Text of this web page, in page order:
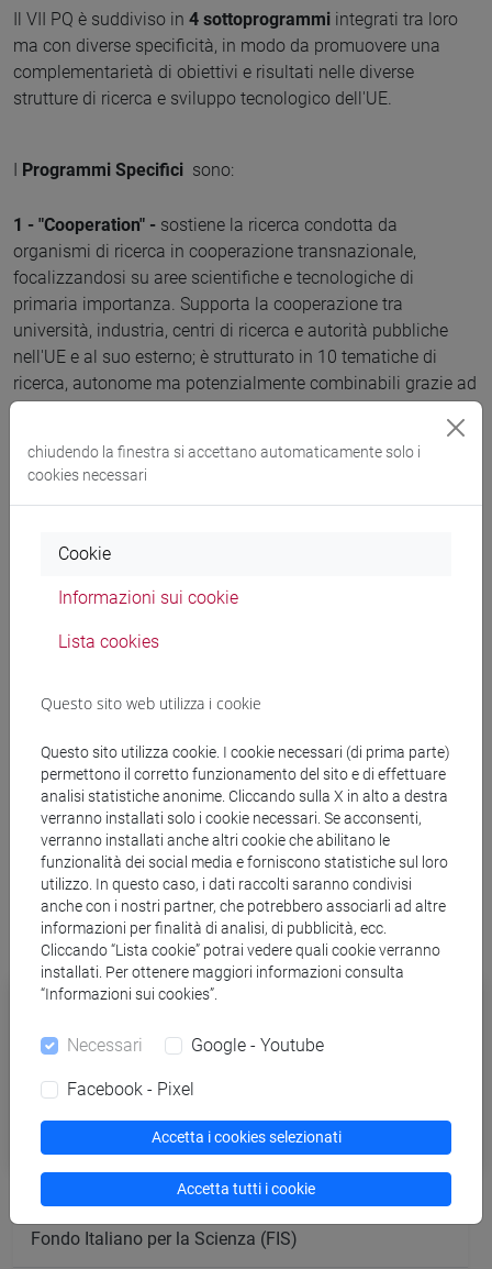
Il VII PQ è suddiviso in 4 sottoprogrammi integrati tra loro
ma con diverse specificità, in modo da promuovere una
complementarietà di obiettivi e risultati nelle diverse
strutture di ricerca e sviluppo tecnologico dell'UE.
Programmi Specifici sono:
1 - "Cooperation" - sostiene la ricerca condotta da
organismi di ricerca in cooperazione transnazionale,
focalizzandosi su aree scientifiche e tecnologiche di
primaria importanza. Supporta la cooperazione tra
università, industria, centri di ricerca e autorità pubbliche
nell'UE e al suo esterno; è strutturato in 10 tematiche di
ricerca, autonome ma potenzialmente combinabili grazie ad
attività congiunte.
2 - "Ideas" -ha l'obiettivo di rafforzare l'eccellenza, il
contraddistingue per essere ad alto contenuto di rischio,
approccio alla ricerca di base.
3 - "People" -parte dall'esperienza delle azioni Marie Curie
ricerca; incentiva la mobilità internazionale dei ricercatori,
europei e sostenere la loro carriera.
4 - "Capacities" -mira ad incrementare le capacità di ricerca
e innovazione in Europa facendo leva su infrastrutture, PMI,
regioni della conoscenza e distretti industriali - tecnologici,
finanzia altre attività che mirano anche al potenziamento
delle politiche per la ricerca e lo sviluppo tecnologico.
Collegamenti
Participant Portal
Fondo Italiano per la Scienza (FIS)
chiudendo la finestra si accettano automaticamente solo i
cookies necessari
Cookie
Informazioni sui cookie
Lista cookies
Questo sito web utilizza i cookie
Questo sito utilizza cookie. I cookie necessari (di prima parte)
permettono il corretto funzionamento del sito e di effettuare
analisi statistiche anonime. Cliccando sulla X in alto a destra
verranno installati solo i cookie necessari. Se acconsenti,
verranno installati anche altri cookie che abilitano le
funzionalità dei social media e forniscono statistiche sul loro
utilizzo. In questo caso, i dati raccolti saranno condivisi
anche con i nostri partner, che potrebbero associarli ad altre
informazioni per finalità di analisi, di pubblicità, ecc.
Cliccando “Lista cookie” potrai vedere quali cookie verranno
installati. Per ottenere maggiori informazioni consulta
“Informazioni sui cookies”.
Necessari Google - Youtube
Facebook - Pixel
Accetta i cookies selezionati
Accetta tutti i cookie